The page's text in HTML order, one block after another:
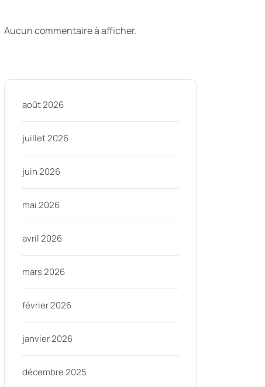
Aucun commentaire à afficher.
août 2026
juillet 2026
juin 2026
mai 2026
avril 2026
mars 2026
février 2026
janvier 2026
décembre 2025